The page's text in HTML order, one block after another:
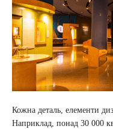
Кожна деталь, елементи
Наприклад, понад 30 000